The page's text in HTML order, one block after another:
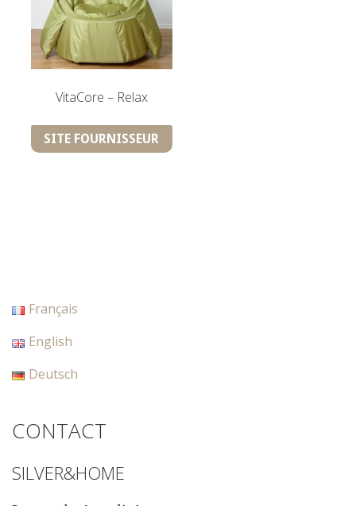
VitaCore – Relax
SITE FOURNISSEUR
Français
English
Deutsch
CONTACT
SILVER&HOME